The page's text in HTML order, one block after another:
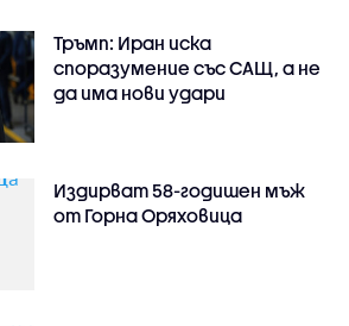
Тръмп: Иран иска
споразумение със САЩ, а не
да има нови удари
Издирват 58-годишен мъж
от Горна Оряховица